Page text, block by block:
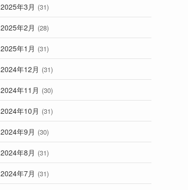
2025年3月 (31)
2025年2月 (28)
2025年1月 (31)
2024年12月 (31)
2024年11月 (30)
2024年10月 (31)
2024年9月 (30)
2024年8月 (31)
2024年7月 (31)